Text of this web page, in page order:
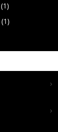
1Artikel
1Artikel